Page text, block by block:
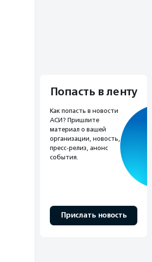
Попасть в ленту
Как попасть в новости
АСИ? Пришлите
материал о вашей
организации, новость,
пресс-релиз, анонс
события.
Прислать новость